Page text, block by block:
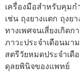
เครื่องมือสำหรับคุมก
เช่น ถุงยางแตก ถุงย
ทางเพศจนเสี่ยงเกิด
ภาวะประจำเดือนม
สตรีวัยหมดประจำเดื
ดุลยพินิจของแพทย์